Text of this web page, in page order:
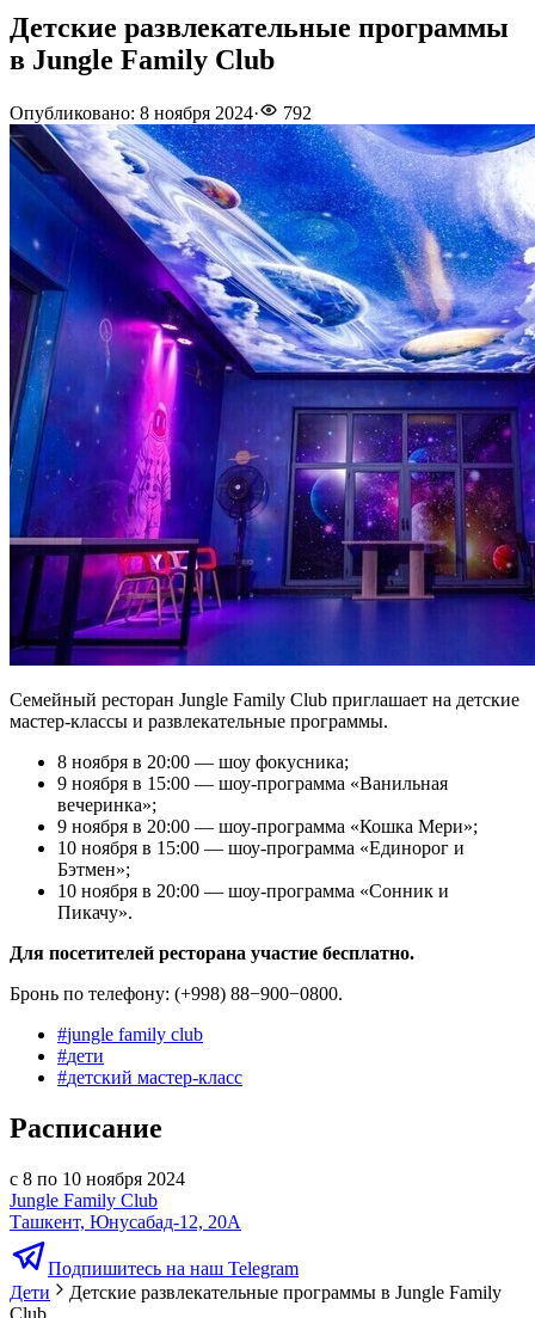
Детские развлекательные программы
в Jungle Family Club
Опубликовано: 8 ноября 2024· 792
Семейный ресторан Jungle Family Club приглашает на детские
мастер-классы и развлекательные программы.
8 ноября в 20:00 — шоу фокусника;
9 ноября в 15:00 — шоу-программа «Ванильная
вечеринка»;
9 ноября в 20:00 — шоу-программа «Кошка Мери»;
10 ноября в 15:00 — шоу-программа «Единорог и
Бэтмен»;
10 ноября в 20:00 — шоу-программа «Сонник и
Пикачу».
Для посетителей ресторана участие бесплатно.
Бронь по телефону: (+998) 88−900−0800.
#jungle family club
#дети
#детский мастер-класс
Расписание
с 8 по 10 ноября 2024
Jungle Family Club
Ташкент, Юнусабад-12, 20А
Подпишитесь на наш Telegram
Дети
Детские развлекательные программы в Jungle Family
Club